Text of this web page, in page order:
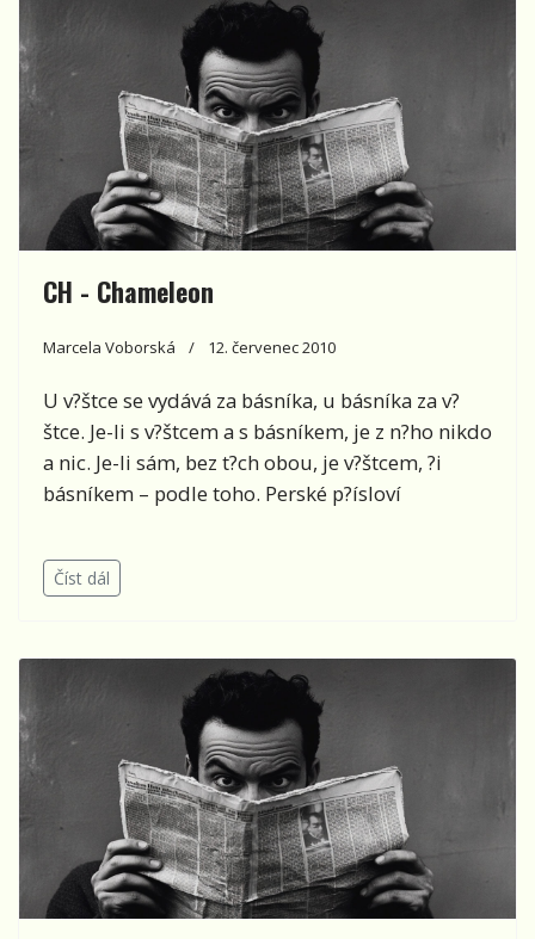
CH - Chameleon
Marcela Voborská 12. červenec 2010
U v?štce se vydává za básníka, u básníka za v?
štce. Je-li s v?štcem a s básníkem, je z n?ho nikdo
a nic. Je-li sám, bez t?ch obou, je v?štcem, ?i
básníkem – podle toho. Perské p?ísloví
Číst dál